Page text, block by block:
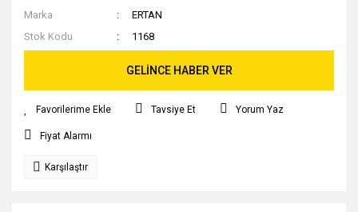
Marka
ERTAN
Stok Kodu
1168
GELİNCE HABER VER
Tavsiye Et Yorum Yaz
Fiyat Alarmı
Karşılaştır